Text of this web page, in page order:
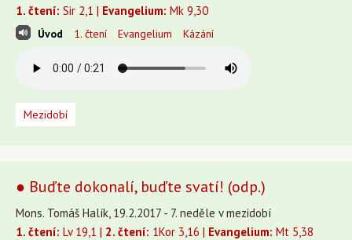
1. čtení: Sir 2,1 | Evangelium: Mk 9,30
Úvod 1. čtení Evangelium Kázání
Mezidobí
● Buďte dokonalí, buďte svatí! (odp.)
Mons. Tomáš Halík, 19.2.2017 - 7. neděle v mezidobí
1. čtení: Lv 19,1 | 2. čtení: 1Kor 3,16 | Evangelium: Mt 5,38